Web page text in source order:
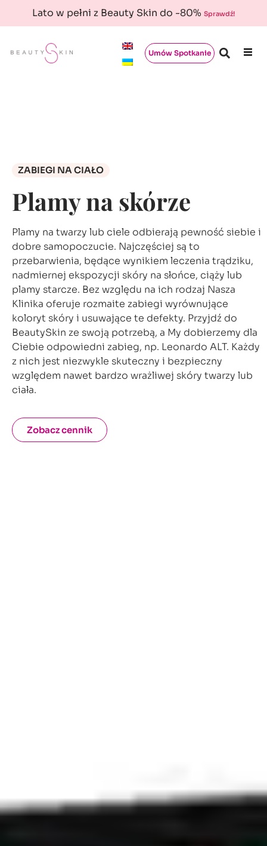
Lato w pełni z Beauty Skin do -80% Sprawdź!
Umów Spotkanie
ZABIEGI NA CIAŁO
Plamy na skórze
Plamy na twarzy lub ciele odbierają pewność siebie i
dobre samopoczucie. Najczęściej są to
przebarwienia, będące wynikiem leczenia trądziku,
nadmiernej ekspozycji skóry na słońce, ciąży lub
plamy starcze. Bez względu na ich rodzaj Nasza
Klinika oferuje rozmaite zabiegi wyrównujące
koloryt skóry i usuwające te defekty. Przyjdź do
BeautySkin ze swoją potrzebą, a My dobierzemy dla
Ciebie odpowiedni zabieg, np. Leonardo ALT. Każdy
z nich jest niezwykle skuteczny i bezpieczny
względem nawet bardzo wrażliwej skóry twarzy lub
ciała.
Zobacz cennik